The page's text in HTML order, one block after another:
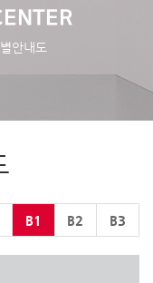
안내도
B1 B2 B3